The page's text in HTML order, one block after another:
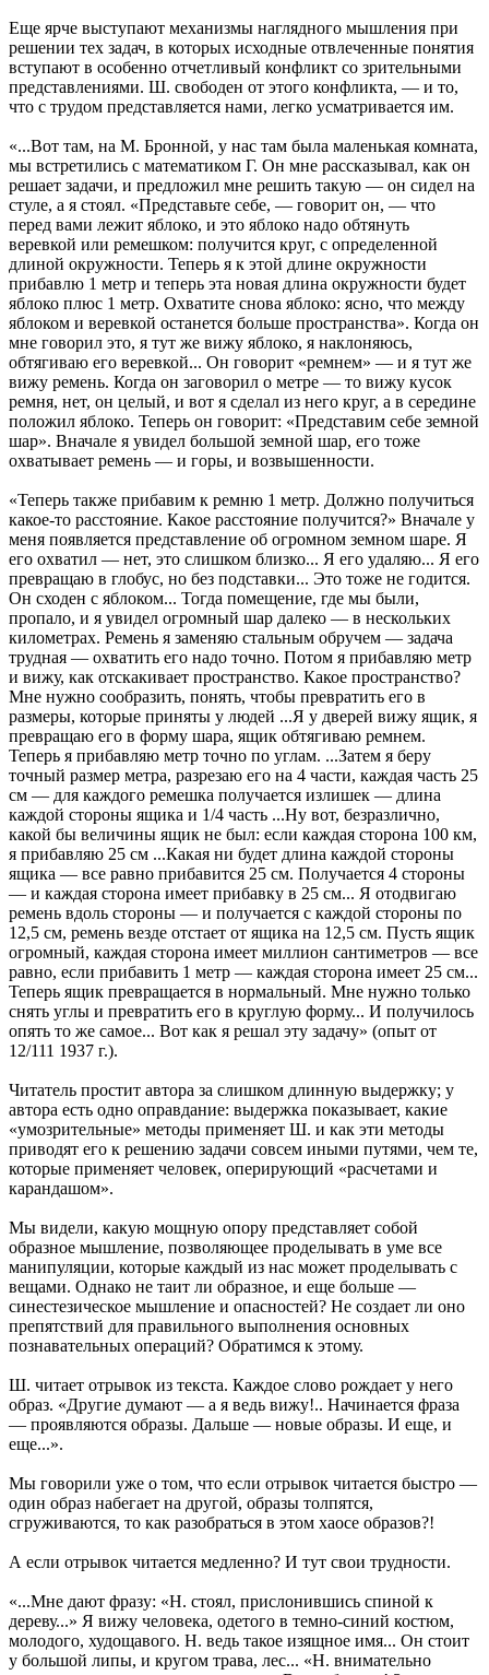
Еще ярче выступают механизмы наглядного мышления при
решении тех задач, в которых исходные отвлеченные понятия
вступают в особенно отчетливый конфликт со зрительными
представлениями. Ш. свободен от этого конфликта, — и то,
что с трудом представляется нами, легко усматривается им.
«...Вот там, на М. Бронной, у нас там была маленькая комната,
мы встретились с математиком Г. Он мне рассказывал, как он
решает задачи, и предложил мне решить такую — он сидел на
стуле, а я стоял. «Представьте себе, — говорит он, — что
перед вами лежит яблоко, и это яблоко надо обтянуть
веревкой или ремешком: получится круг, с определенной
длиной окружности. Теперь я к этой длине окружности
прибавлю 1 метр и теперь эта новая длина окружности будет
яблоко плюс 1 метр. Охватите снова яблоко: ясно, что между
яблоком и веревкой останется больше пространства». Когда он
мне говорил это, я тут же вижу яблоко, я наклоняюсь,
обтягиваю его веревкой... Он говорит «ремнем» — и я тут же
вижу ремень. Когда он заговорил о метре — тo вижу кусок
ремня, нет, он целый, и вот я сделал из него круг, а в середине
положил яблоко. Теперь он говорит: «Представим себе земной
шар». Вначале я увидел большой земной шар, его тоже
охватывает ремень — и горы, и возвышенности.
«Теперь также прибавим к ремню 1 метр. Должно получиться
какое-то расстояние. Какое расстояние получится?» Вначале у
меня появляется представление об огромном земном шаре. Я
его охватил — нет, это слишком близко... Я его удаляю... Я его
превращаю в глобус, но без подставки... Это тоже не годится.
Он сходен с яблоком... Тогда помещение, где мы были,
пропало, и я увидел огромный шар далеко — в нескольких
километрах. Ремень я заменяю стальным обручем — задача
трудная — охватить его надо точно. Потом я прибавляю метр
и вижу, как отскакивает пространство. Какое пространство?
Мне нужно сообразить, понять, чтобы превратить его в
размеры, которые приняты у людей ...Я у дверей вижу ящик, я
превращаю его в форму шара, ящик обтягиваю ремнем.
Теперь я прибавляю метр точно по углам. ...Затем я беру
точный размер метра, разрезаю его на 4 части, каждая часть 25
см — для каждого ремешка получается излишек — длина
каждой стороны ящика и 1/4 часть ...Ну вот, безразлично,
какой бы величины ящик не был: если каждая сторона 100 км,
я прибавляю 25 см ...Какая ни будет длина каждой стороны
ящика — все равно прибавится 25 см. Получается 4 стороны
— и каждая сторона имеет прибавку в 25 см... Я отодвигаю
ремень вдоль стороны — и получается с каждой стороны по
12,5 см, ремень везде отстает от ящика на 12,5 см. Пусть ящик
огромный, каждая сторона имеет миллион сантиметров — все
равно, если прибавить 1 метр — каждая сторона имеет 25 см...
Теперь ящик превращается в нормальный. Мне нужно только
снять углы и превратить его в круглую форму... И получилось
опять то же самое... Вот как я решал эту задачу» (опыт от
12/111 1937 г.).
Читатель простит автора за слишком длинную выдержку; у
автора есть одно оправдание: выдержка показывает, какие
«умозрительные» методы применяет Ш. и как эти методы
приводят его к решению задачи совсем иными путями, чем те,
которые применяет человек, оперирующий «расчетами и
карандашом».
Мы видели, какую мощную опору представляет собой
образное мышление, позволяющее проделывать в уме все
манипуляции, которые каждый из нас может проделывать с
вещами. Однако не таит ли образное, и еще больше —
синестезическое мышление и опасностей? Не создает ли оно
препятствий для правильного выполнения основных
познавательных операций? Обратимся к этому.
Ш. читает отрывок из текста. Каждое слово рождает у него
образ. «Другие думают — а я ведь вижу!.. Начинается фраза
— проявляются образы. Дальше — новые образы. И еще, и
еще...».
Мы говорили уже о том, что если отрывок читается быстро —
один образ набегает на другой, образы толпятся,
сгруживаются, то как разобраться в этом хаосе образов?!
А если отрывок читается медленно? И тут свои трудности.
«...Мне дают фразу: «Н. стоял, прислонившись спиной к
дереву...» Я вижу человека, одетого в темно-синий костюм,
молодого, худощавого. Н. ведь такое изящное имя... Он стоит
у большой липы, и кругом трава, лес... «Н. внимательно